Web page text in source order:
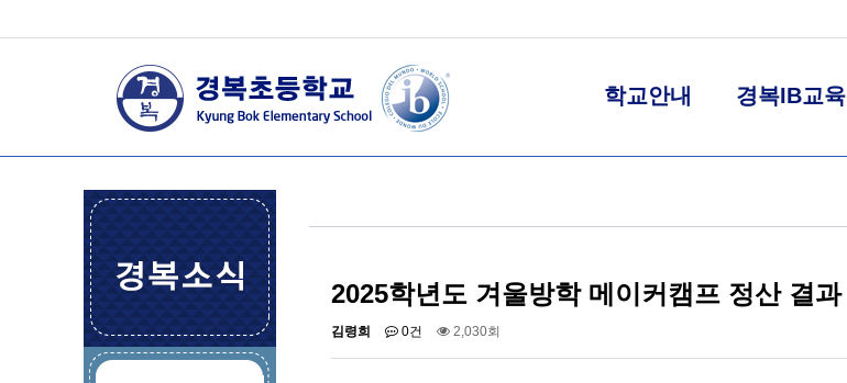
학교안내 경복IB교육
2025학년도 겨울방학 메이커캠프 정산 결과
김령희 0건 2,030회